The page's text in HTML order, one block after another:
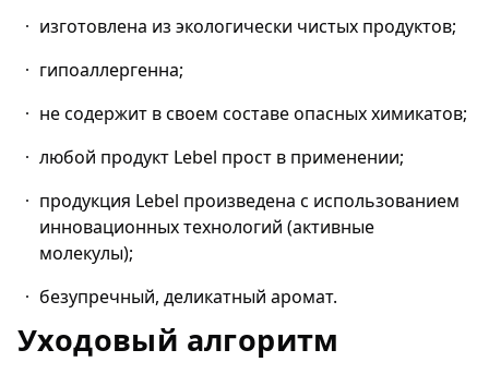
изготовлена из экологически чистых продуктов;
гипоаллергенна;
не содержит в своем составе опасных химикатов;
любой продукт Lebel прост в применении;
продукция Lebel произведена с использованием
инновационных технологий (активные
молекулы);
безупречный, деликатный аромат.
Уходовый алгоритм